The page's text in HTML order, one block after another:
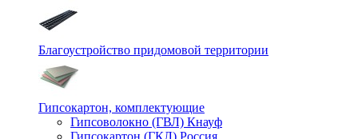
Благоустройство придомовой территории
Гипсокартон, комплектующие
Гипсоволокно (ГВЛ) Кнауф
Гипсокартон (ГКЛ) Россия